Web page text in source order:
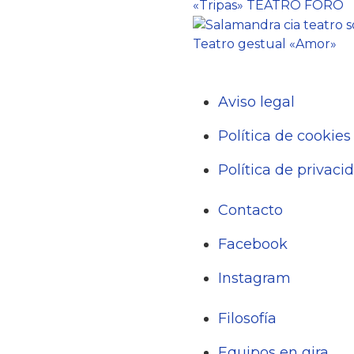
«Tripas» TEATRO FORO
Teatro gestual «Amor»
Aviso legal
Política de cookies
Política de
Contacto
Facebook
Instagram
Filosofía